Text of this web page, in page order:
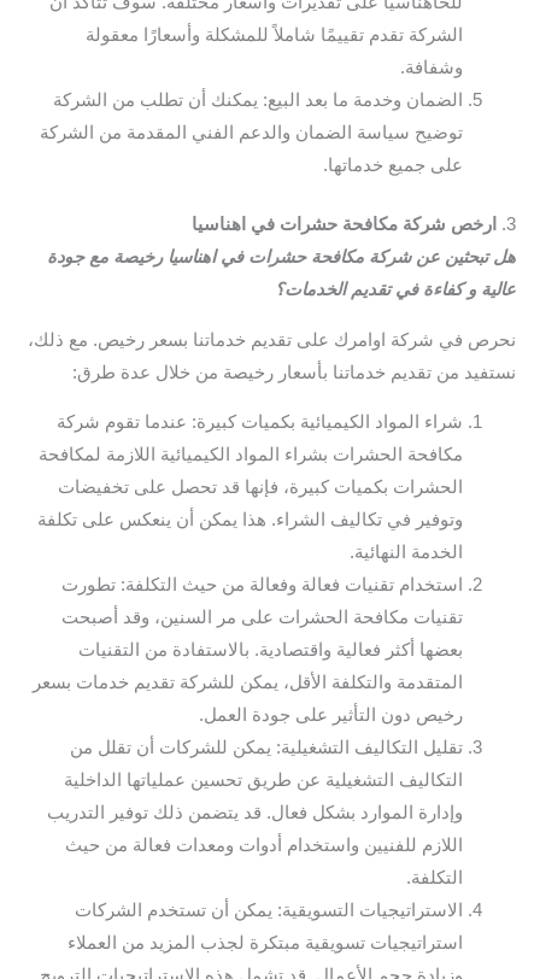
الشركة تقدم تقييمًا شاملاً للمشكلة وأسعارًا معقولة
وشفافة.
الضمان وخدمة ما بعد البيع: يمكنك أن تطلب من الشركة
توضيح سياسة الضمان والدعم الفني المقدمة من الشركة
على جميع خدماتها.
3.
ارخص شركة مكافحة حشرات في اهناسيا
هل تبحثين عن شركة مكافحة حشرات في اهناسيا رخيصة مع جودة
عالية و كفاءة في تقديم الخدمات؟
نحرص في شركة اوامرك على تقديم خدماتنا بسعر رخيص. مع ذلك،
نستفيد من تقديم خدماتنا بأسعار رخيصة من خلال عدة طرق:
شراء المواد الكيميائية بكميات كبيرة: عندما تقوم شركة
مكافحة الحشرات بشراء المواد الكيميائية اللازمة لمكافحة
الحشرات بكميات كبيرة، فإنها قد تحصل على تخفيضات
وتوفير في تكاليف الشراء. هذا يمكن أن ينعكس على تكلفة
الخدمة النهائية.
استخدام تقنيات فعالة وفعالة من حيث التكلفة: تطورت
تقنيات مكافحة الحشرات على مر السنين، وقد أصبحت
بعضها أكثر فعالية واقتصادية. بالاستفادة من التقنيات
المتقدمة والتكلفة الأقل، يمكن للشركة تقديم خدمات بسعر
رخيص دون التأثير على جودة العمل.
تقليل التكاليف التشغيلية: يمكن للشركات أن تقلل من
التكاليف التشغيلية عن طريق تحسين عملياتها الداخلية
وإدارة الموارد بشكل فعال. قد يتضمن ذلك توفير التدريب
اللازم للفنيين واستخدام أدوات ومعدات فعالة من حيث
التكلفة.
الاستراتيجيات التسويقية: يمكن أن تستخدم الشركات
استراتيجيات تسويقية مبتكرة لجذب المزيد من العملاء